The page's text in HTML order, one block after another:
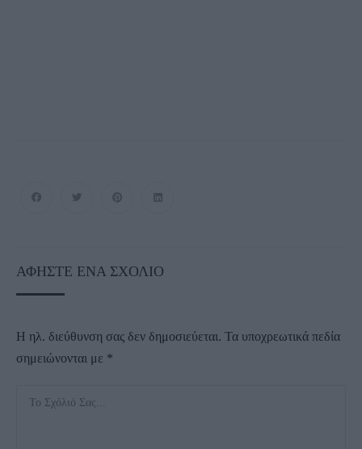
ΑΦΉΣΤΕ ΈΝΑ ΣΧΌΛΙΟ
Η ηλ. διεύθυνση σας δεν δημοσιεύεται. Τα υποχρεωτικά πεδία
σημειώνονται με *